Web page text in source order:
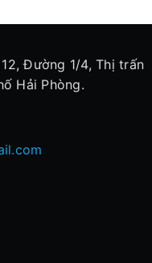
Đường 1/4, Thị trấn
Hải Phòng.